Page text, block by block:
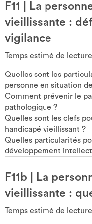
F11
La
vieillissante :
vigilance
Temps estimé de
Quelles sont les
personne en situation
Comment prévenir le
pathologique ?
Quelles sont les clefs
handicapé vieillissant ?
Quelles particularités
développement
F11b
La
vieillissante :
Temps estimé de